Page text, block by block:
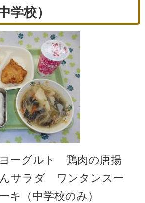
学校）
ーグルト 鶏肉の唐揚
サラダ ワンタンスー
（中学校のみ）